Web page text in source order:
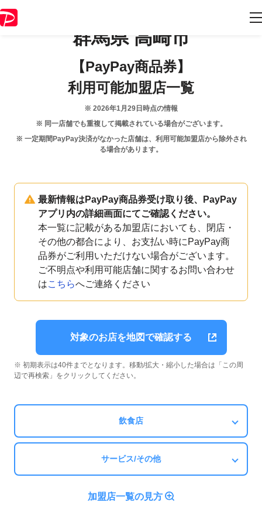
群馬県 高崎市
【PayPay商品券】
利用可能加盟店一覧
※ 2026年1月29日 時点の情報
※ 同一店舗でも重複して掲載されている場合がございます。
※ 一定期間PayPay決済がなかった店舗は、利用可能加盟店から除外され
る場合があります。
最新情報はPayPay商品券受け取り後、PayPay
アプリ内の詳細画面にてご確認ください。
本一覧に記載がある加盟店においても、閉店・
その他の都合により、お支払い時にPayPay商
品券がご利用いただけない場合がございます。
ご不明点や利用可能店舗に関するお問い合わせ
はこちらへご連絡ください
対象のお店を地図で確認する
※ 初期表示は40件までとなります。移動/拡大・縮小した場合は「この周
辺で再検索」をクリックしてください。
飲食店
サービス/その他
加盟店一覧の見方